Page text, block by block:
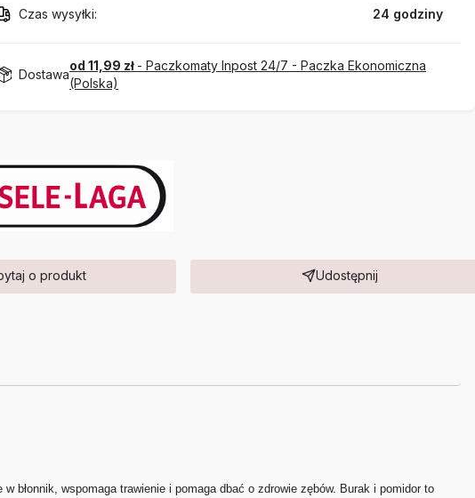
Czas wysyłki: 24 godziny
Dostawa
od 11,99 zł - Paczkomaty Inpost 24/7 - Paczka Ekonomiczna
(Polska)
o produkt Udostępnij
błonnik, wspomaga trawienie i pomaga dbać o zdrowie zębów. Burak i pomidor to